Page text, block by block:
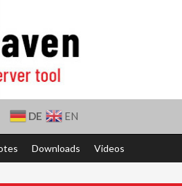
DE EN
Downloads Videos